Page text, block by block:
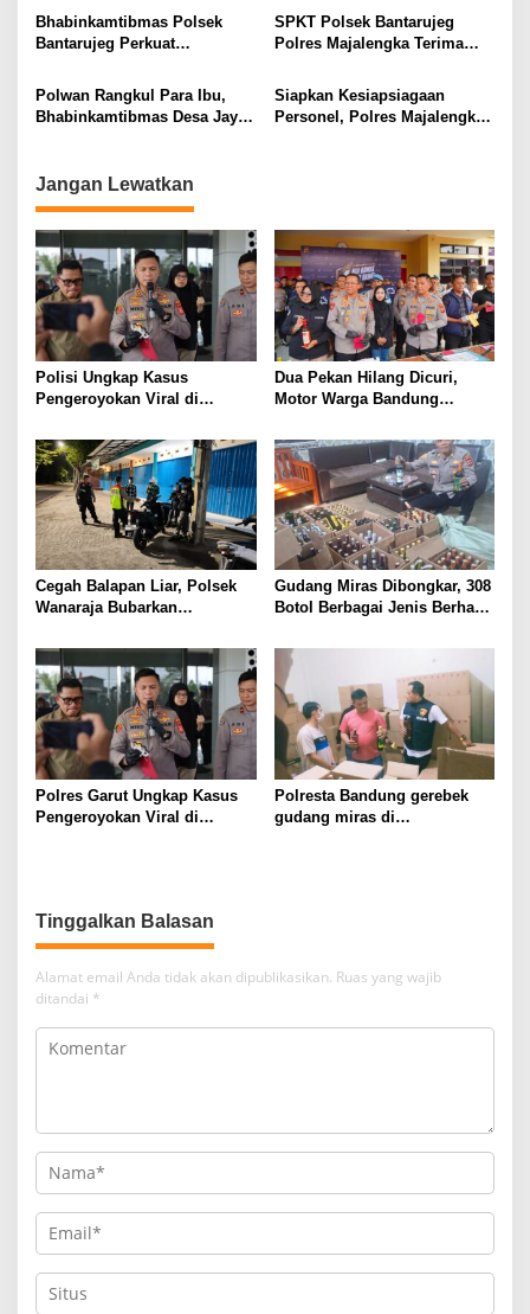
Bersama Bupati dan Anggota
DPR RI
dan Jumat Berkah di Masjid
Jami At-Taqwa
Bhabinkamtibmas Polsek
Bantarujeg Perkuat
Masyarakat Melalui Sambang
Dialogis
SPKT Polsek Bantarujeg
Polres Majalengka Terima
Dokumen Warga
Polwan Rangkul Para Ibu,
Bhabinkamtibmas Desa Jayi
Siapkan Kesiapsiagaan
Personel, Polres Majalengka
Jangan Lewatkan
Polisi Ungkap Kasus
Pengeroyokan Viral di
Knalpot Brong
Dua Pekan Hilang Dicuri,
Motor Warga Bandung
Polisi
Cegah Balapan Liar, Polsek
Wanaraja Bubarkan
Amankan Sepeda Motor
Berknalpot Tidak Sesuai
Spesifikasi Teknis
Gudang Miras Dibongkar, 308
Botol Berbagai Jenis Berhasil
Polres Garut Ungkap Kasus
Pengeroyokan Viral di
Polresta Bandung gerebek
gudang miras di
Tinggalkan Balasan
Alamat email Anda tidak akan dipublikasikan. Ruas yang wajib
ditandai *